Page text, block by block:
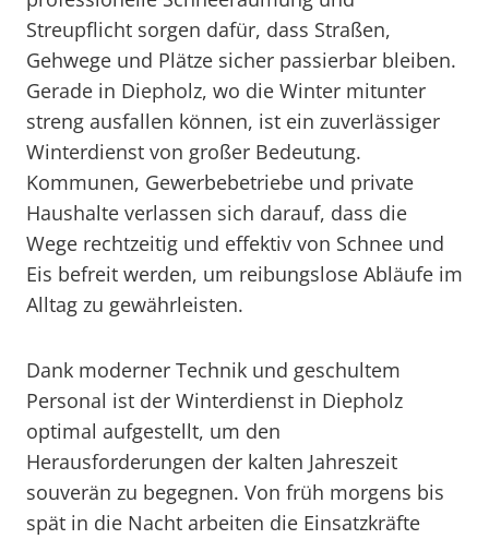
Streupflicht sorgen dafür, dass Straßen,
Gehwege und Plätze sicher passierbar bleiben.
Gerade in Diepholz, wo die Winter mitunter
streng ausfallen können, ist ein zuverlässiger
Winterdienst von großer Bedeutung.
Kommunen, Gewerbebetriebe und private
Haushalte verlassen sich darauf, dass die
Wege rechtzeitig und effektiv von Schnee und
Eis befreit werden, um reibungslose Abläufe im
Alltag zu gewährleisten.
Dank moderner Technik und geschultem
Personal ist der Winterdienst in Diepholz
optimal aufgestellt, um den
Herausforderungen der kalten Jahreszeit
souverän zu begegnen. Von früh morgens bis
spät in die Nacht arbeiten die Einsatzkräfte